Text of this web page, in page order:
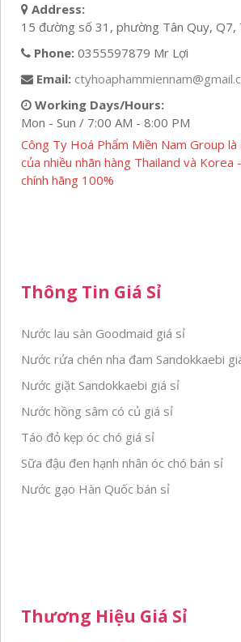
Address:
15 đường số 31, phường Tân Quy, Q7,
Phone: 0355597879 Mr Lợi
Email:
Working Days/Hours:
Mon - Sun / 7:00 AM - 8:00 PM
Công Ty Hoá Phẩm Miền Nam Group
của nhiều nhãn hàng Thailand và Korea
chính hãng 100%
Thông Tin Giá Sỉ
Nước lau sàn Goodmaid giá sỉ
Nước rửa chén nha đam Sandokkaebi
Nước giặt Sandokkaebi giá sỉ
Nước hồng sâm có củ giá sỉ
Táo đỏ kẹp óc chó giá sỉ
Sữa đậu đen hạnh nhân óc chó bán sỉ
Nước gạo Hàn Quốc bán sỉ
Thương Hiệu Giá Sỉ